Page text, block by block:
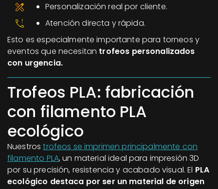
Personalización real por cliente.
Atención directa y rápida.
Esto es especialmente importante para torneos y
eventos que necesitan trofeos personalizados
con urgencia.
Trofeos PLA: fabricación
con filamento PLA
ecológico
Nuestrostrofeos se imprimen principalmente con
filamento PLA, un material ideal para impresión 3D
por su precisión, resistencia y acabado visual. El PLA
ecológico destaca por ser un material de origen